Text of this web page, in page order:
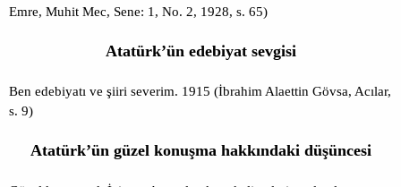
Emre, Muhit Mec, Sene: 1, No. 2, 1928, s. 65)
Atatürk’ün edebiyat sevgisi
Ben edebiyatı ve şiiri severim. 1915 (İbrahim Alaettin Gövsa, Acılar,
s. 9)
Atatürk’ün güzel konuşma hakkındaki düşüncesi